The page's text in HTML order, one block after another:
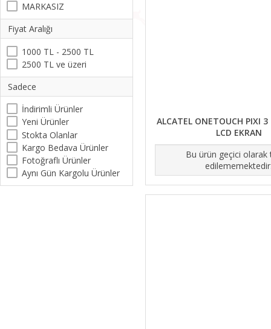
MARKASIZ
Fiyat Aralığı
1000 TL - 2500 TL
2500 TL ve üzeri
Sadece
İndirimli Ürünler
Yeni Ürünler
Stokta Olanlar
Kargo Bedava Ürünler
Fotoğraflı Ürünler
Aynı Gün Kargolu Ürünler
ALCATEL ONETOUCH PIXI
LCD EKRAN
Bu ürün geçici olarak